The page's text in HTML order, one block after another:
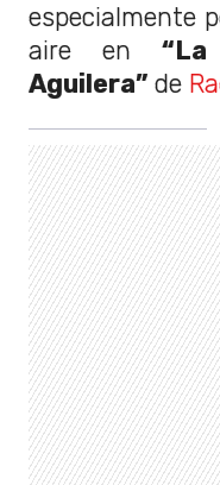
especialmente
aire en
Aguilera” de